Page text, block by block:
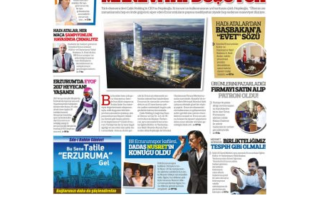
ATATÜRK ÜNİVERSİTESİ?”
28 Temmuz 2026 Salı
Ahmet Gökhan YAZICI
Ahmed Yesevi’den bir Alperen…
”Reisimiz” idi… Hakka yürüdü.!
26 Mart 2026 Perşembe
Cem Bakırcı
Ardında bıraktığı hatıralarıyla
gönül adamı Faruk Terzioğlu!
13 Mayıs 2026 Çarşamba
Esat BİNDESEN
Başkan Sekmen’den Erzurum’a